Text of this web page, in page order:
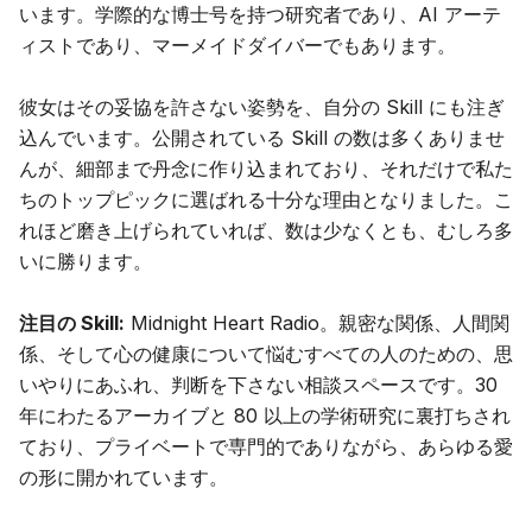
います。学際的な博士号を持つ研究者であり、AI アーテ
ィストであり、マーメイドダイバーでもあります。
彼女はその妥協を許さない姿勢を、自分の Skill にも注ぎ
込んでいます。公開されている Skill の数は多くありませ
んが、細部まで丹念に作り込まれており、それだけで私た
ちのトップピックに選ばれる十分な理由となりました。こ
れほど磨き上げられていれば、数は少なくとも、むしろ多
いに勝ります。
注目の Skill: Midnight Heart Radio。親密な関係、人間関
係、そして心の健康について悩むすべての人のための、思
いやりにあふれ、判断を下さない相談スペースです。30
年にわたるアーカイブと 80 以上の学術研究に裏打ちされ
ており、プライベートで専門的でありながら、あらゆる愛
の形に開かれています。